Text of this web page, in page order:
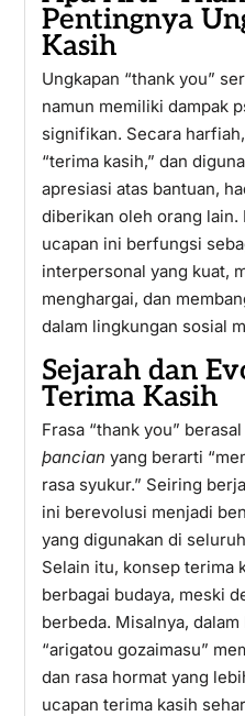
Pentingnya
Kasih
Ungkapan “thank you”
namun memiliki dampak
signifikan. Secara
“terima kasih,” dan
apresiasi atas bantuan,
diberikan oleh orang lain.
ucapan ini berfungsi
interpersonal yang kuat,
menghargai, dan
dalam lingkungan sosial
Sejarah dan
Terima Kasih
Frasa “thank you”
þancian yang berarti
rasa syukur.” Seiring
ini berevolusi menjadi
yang digunakan di
Selain itu, konsep terima
berbagai budaya, meski
berbeda. Misalnya,
“arigatou gozaimasu”
dan rasa hormat yang
ucapan terima kasih